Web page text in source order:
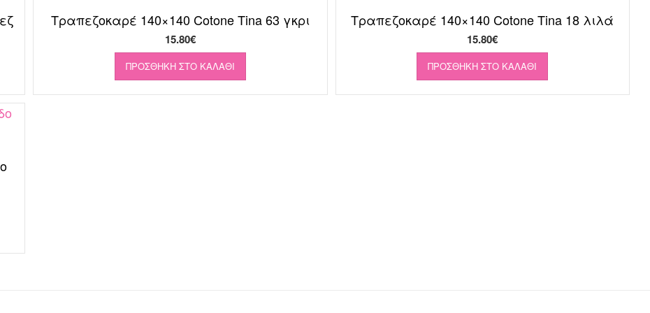
Τραπεζοκαρέ 140×140 Cotone Tina 63 γκρι
15.80€
ΠΡΟΣΘΉΚΗ ΣΤΟ ΚΑΛΆΘΙ
Τραπεζοκαρέ 140×140 Cotone Tina 18 λιλά
15.80€
ΠΡΟΣΘΉΚΗ ΣΤΟ ΚΑΛΆΘΙ